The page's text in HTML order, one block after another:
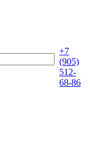
+7
(905)
512-
68-86